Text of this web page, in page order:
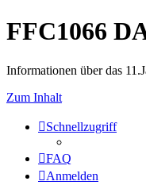
FFC1066
Informationen über das
Zum Inhalt
Schnellzugriff
FAQ
Anmelden